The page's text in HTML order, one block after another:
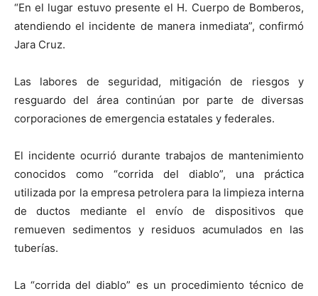
“En el lugar estuvo presente el H. Cuerpo de Bomberos,
atendiendo el incidente de manera inmediata”, confirmó
Jara Cruz.
Las labores de seguridad, mitigación de riesgos y
resguardo del área continúan por parte de diversas
corporaciones de emergencia estatales y federales.
El incidente ocurrió durante trabajos de mantenimiento
conocidos como “corrida del diablo”, una práctica
utilizada por la empresa petrolera para la limpieza interna
de ductos mediante el envío de dispositivos que
remueven sedimentos y residuos acumulados en las
tuberías.
La “corrida del diablo” es un procedimiento técnico de